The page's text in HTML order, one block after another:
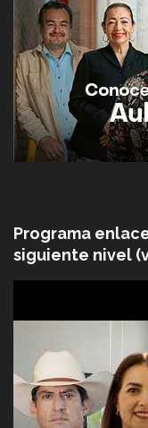
Programa
siguiente nivel